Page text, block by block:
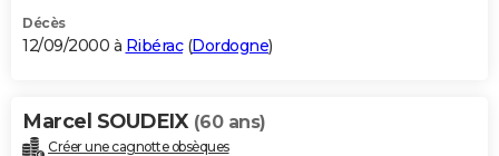
Décès
12/09/2000 à Ribérac(Dordogne)
Marcel SOUDEIX (60 ans)
Créer une cagnotte obsèques